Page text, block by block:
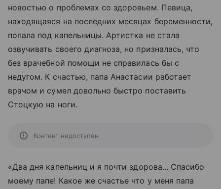
новостью о проблемах со здоровьем. Певица,
находящаяся на последних месяцах беременности,
попала под капельницы. Артистка не стала
озвучивать своего диагноза, но призналась, что
без врачебной помощи не справилась бы с
недугом. К счастью, папа Анастасии работает
врачом и сумел довольно быстро поставить
Стоцкую на ноги.
Контент недоступен
«Два дня капельниц и я почти здорова... Спасибо
моему папе! Какое же счастье что у меня папа